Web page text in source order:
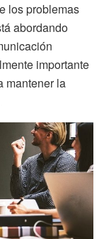
los problemas
abordando
importante
mantener la